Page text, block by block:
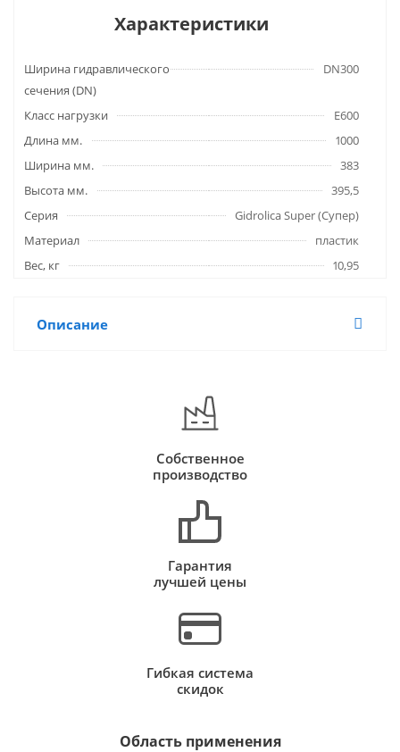
Характеристики
Ширина гидравлического
сечения (DN)
DN300
Класс нагрузки
E600
Длина мм.
1000
Ширина мм.
383
Высота мм.
395,5
Серия
Gidrolica Super (Супер)
Материал
пластик
Вес, кг
10,95
Описание
Собственное
производство
Гарантия
лучшей цены
Гибкая система
скидок
Область применения